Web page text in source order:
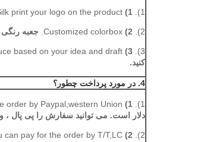
1).
1)
print your logo on the product.
2).
2)
Customized colorbox. جعبه
3).
3)
based on your idea and draft.
کنید.
4. در مورد پرداخت چطور؟
1).
1)
order by Paypal,western Union.
دلار است. می توانید سفارش را پی پال ،
2).
2)
pay for the order by T/T,LC.